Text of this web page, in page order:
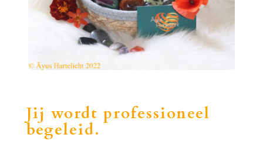
Jij wordt professioneel
begeleid.